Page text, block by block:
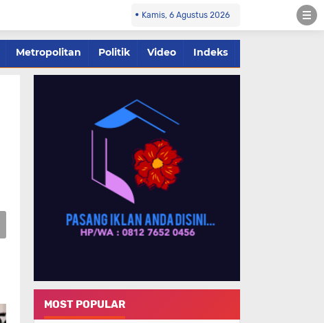
Kamis, 6 Agustus 2026
Metropolitan Politik Video Indeks
MOST POPULAR